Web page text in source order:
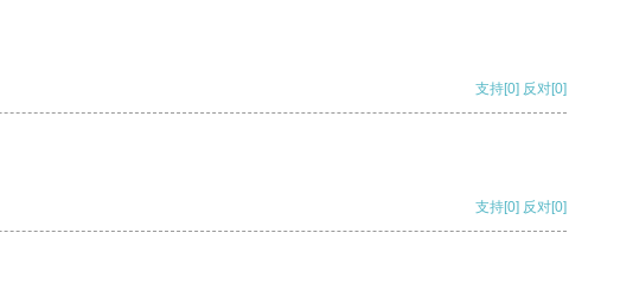
支持[0] 反对[0]
支持[0] 反对[0]